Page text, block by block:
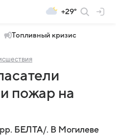
+29°
Топливный кризис
пожар на
БЕЛТА/. В Могилеве